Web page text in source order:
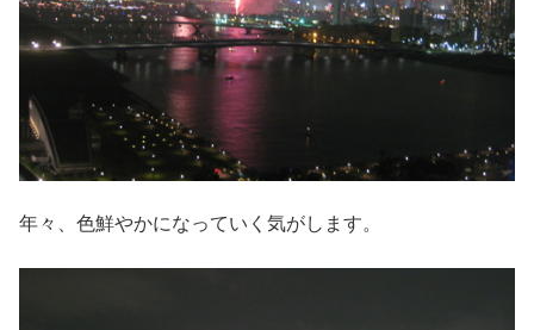
年々、色鮮やかになっていく気がします。